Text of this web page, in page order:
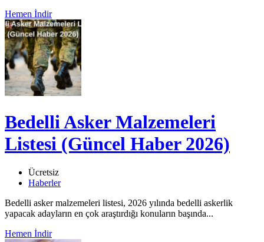
Hemen İndir
Bedelli Asker Malzemeleri
Listesi (Güncel Haber 2026)
Ücretsiz
Haberler
Bedelli asker malzemeleri listesi, 2026 yılında bedelli askerlik
yapacak adayların en çok araştırdığı konuların başında...
Hemen İndir